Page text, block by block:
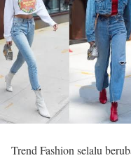
Trend Fashion selalu